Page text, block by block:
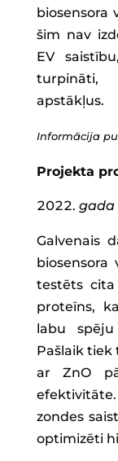
biosensora
šim nav
EV
turpināti,
apstākļus.
Informācija
Projekta
gada
Galvenais
biosensora
testēts cita
proteīns,
labu
Pašlaik tiek
ar ZnO
efektivitāte.
zondes
optimizēti